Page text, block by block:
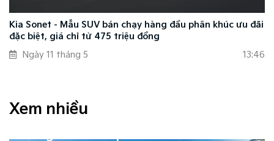
Xem nhiều
Kia Sonet - Mẫu SUV bán chạy hàng đầu phân khúc ưu đãi
đặc biệt, giá chỉ từ 475 triệu đồng
Ngày 11 tháng 5
13:46